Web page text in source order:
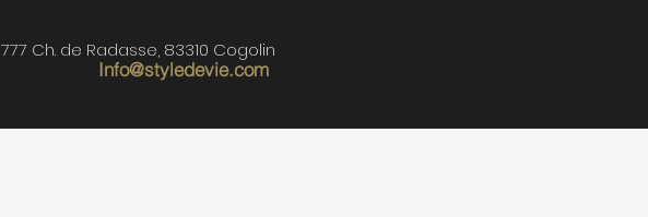
Info@styledevie.com
777 Ch. de Radasse, 83310 Cogolin